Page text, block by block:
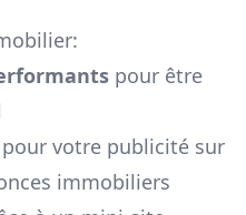
pour être
pour votre publicité sur
immobiliers